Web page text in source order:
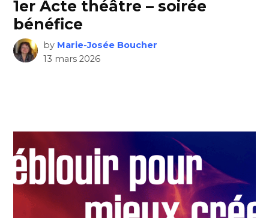
1er Acte théâtre – soirée
bénéfice
by Marie-Josée Boucher
13 mars 2026